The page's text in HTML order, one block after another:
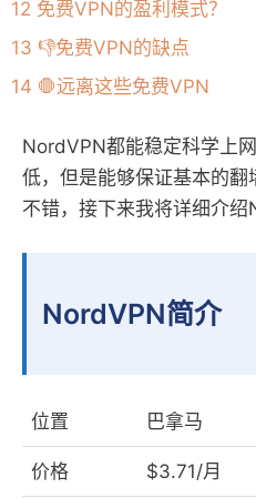
NordVPN怎么样？相信很
NordVPN，那么NordVPN
在过去一年使用NordVPN
NordVPN都能稳定科学上
低，但是能够保证基本的
不错，接下来我将详细介绍
NordVPN简介
位置 巴拿马
价格 $3.71/月
12 免费VPN的盈利模式？
13 👎免费VPN的缺点
14 🛑远离这些免费VPN